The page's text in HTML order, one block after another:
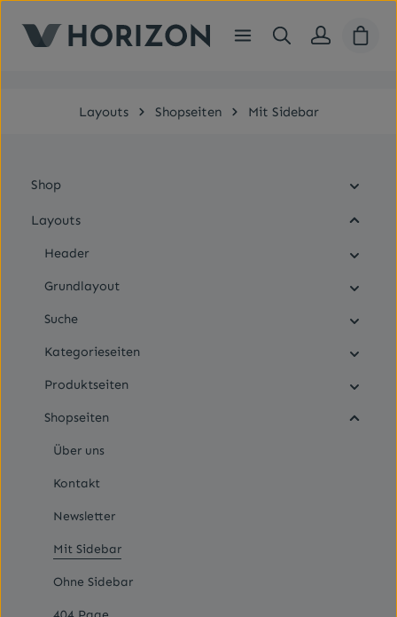
Layouts Shopseiten Mit Sidebar
Shop
Layouts
Header
Grundlayout
Suche
Kategorieseiten
Produktseiten
Shopseiten
Über uns
Kontakt
Newsletter
Mit Sidebar
Ohne Sidebar